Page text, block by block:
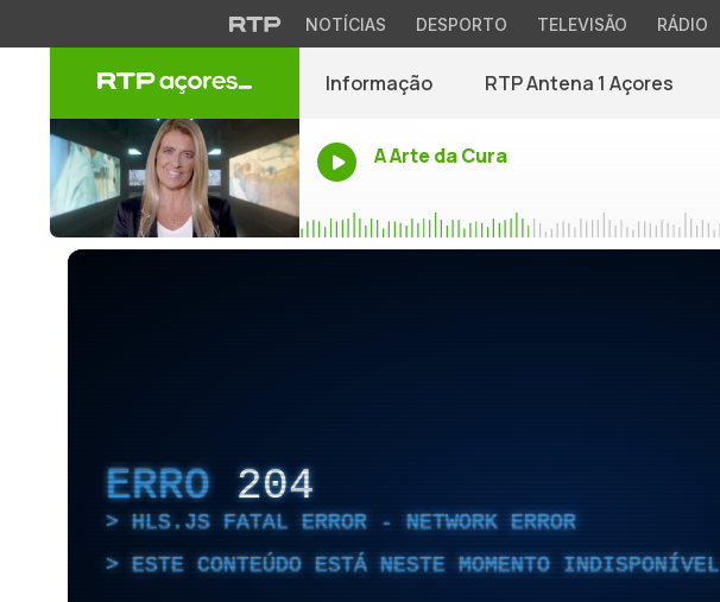
NOTÍCIAS DESPORTO TELEVISÃO RÁDIO
Informação RTP Antena 1 Açores
A Arte da Cura
ERRO 204
HLS.JS FATAL ERROR - NETWORK ERROR
ESTE CONTEÚDO ESTÁ NESTE MOMENTO INDISPONÍVEL